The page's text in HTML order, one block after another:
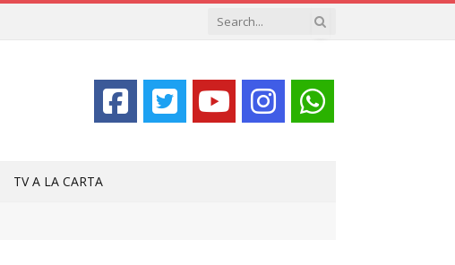
TV A LA CARTA